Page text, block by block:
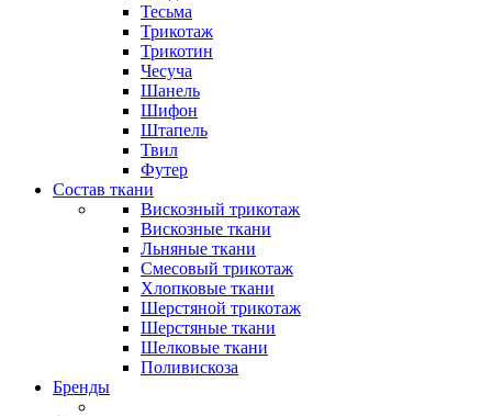
Тесьма
Трикотаж
Трикотин
Чесуча
Шанель
Шифон
Штапель
Твил
Футер
Состав ткани
Вискозный трикотаж
Вискозные ткани
Льняные ткани
Смесовый трикотаж
Хлопковые ткани
Шерстяной трикотаж
Шерстяные ткани
Шелковые ткани
Поливискоза
Бренды